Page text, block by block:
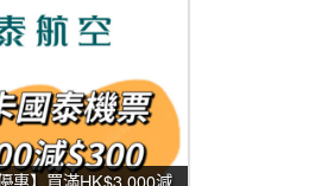
惠】買滿HK$3,000減